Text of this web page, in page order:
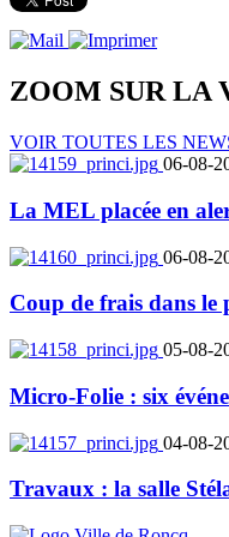
ZOOM SUR LA
VOIR TOUTES LES
06-08-
La MEL placée en
06-08-
Coup de frais dans le
05-08-
Micro-Folie : six
04-08-
Travaux : la salle